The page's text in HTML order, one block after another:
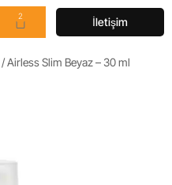
2 İletişim
/ Airless Slim Beyaz – 30 ml